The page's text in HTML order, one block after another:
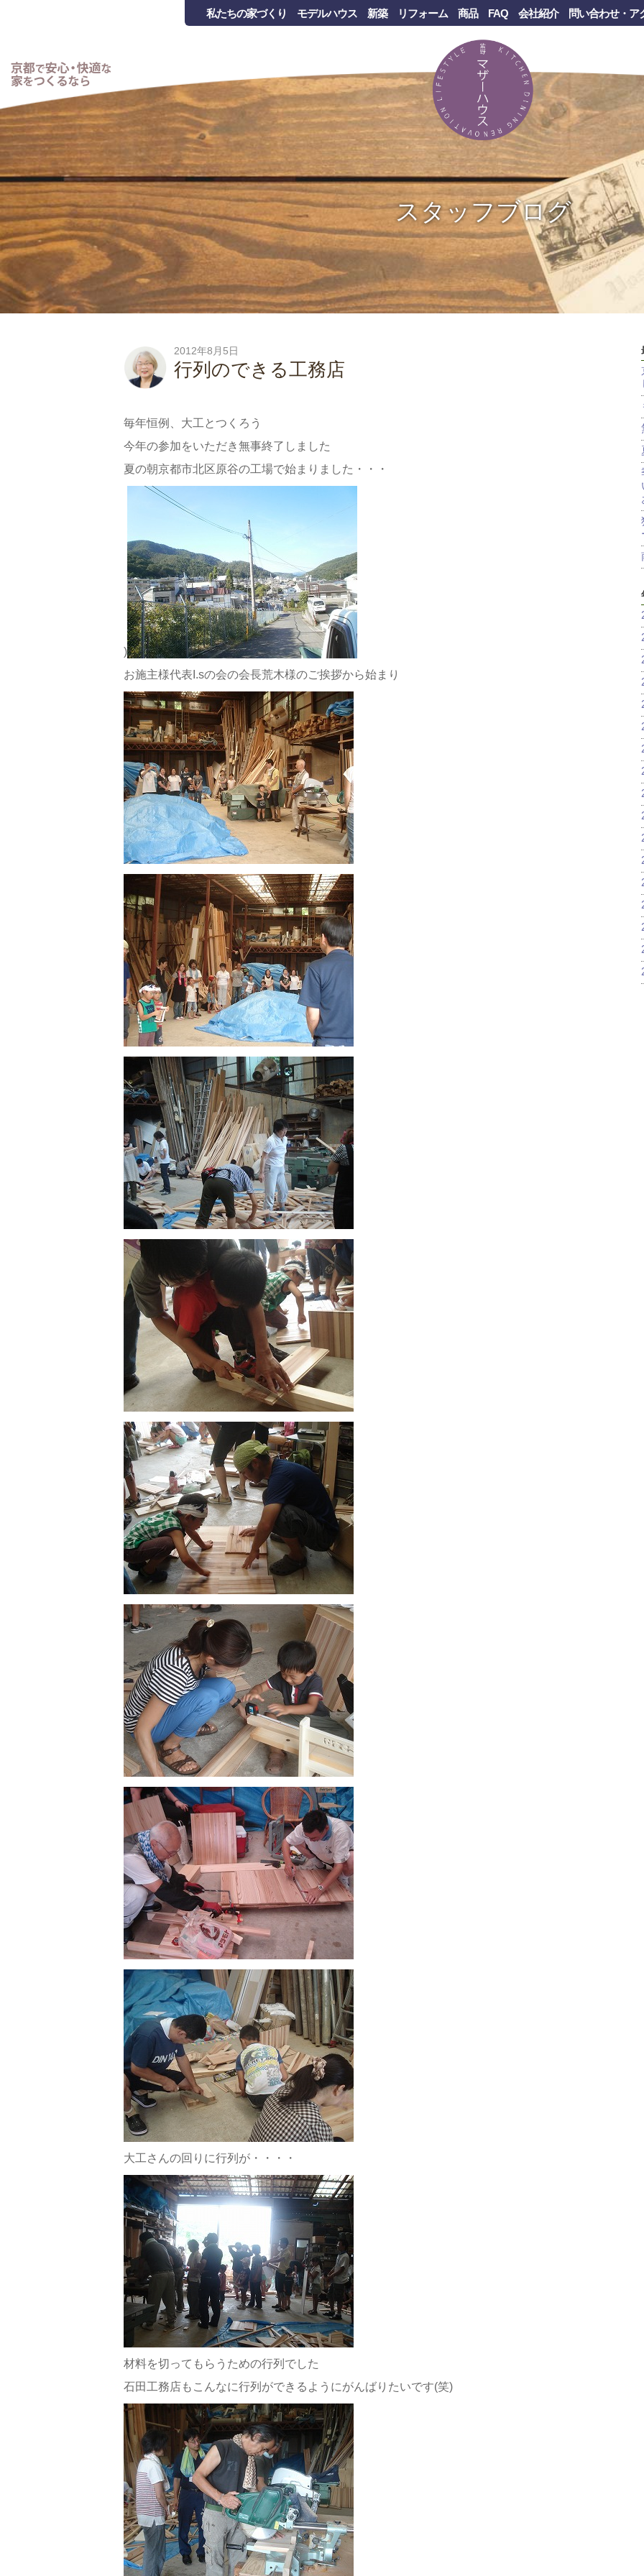
私たちの家づくり モデルハウス 新築 リフォーム 商品 FAQ 会社紹介 問い合わせ・ア
スタッフブログ
2012年8月5日
行列のできる工務店
毎年恒例、大工とつくろう
今年の参加をいただき無事終了しました
夏の朝京都市北区原谷の工場で始まりました・・・
)
お施主様代表I.sの会の会長荒木様のご挨拶から始まり
大工さんの回りに行列が・・・・
材料を切ってもらうための行列でした
石田工務店もこんなに行列ができるようにがんばりたいです(笑)